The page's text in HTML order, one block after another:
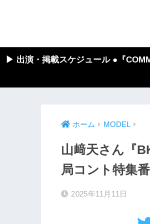
▶︎ 出演・掲載スケジュール ●『
ホーム MODEL
山﨑天さん『
局コント特集
2025年11月11日